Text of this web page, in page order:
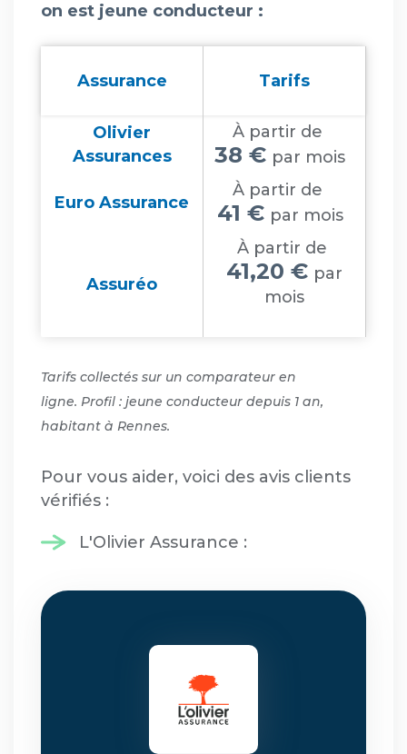
on est jeune conducteur :
Assurance Tarifs
Olivier
Assurances
À partir de
38 € par mois
Euro Assurance
À partir de
41 € par mois
Assuréo
À partir de
41,20 € par
mois
Tarifs collectés sur un comparateur en
ligne. Profil : jeune conducteur depuis 1 an,
habitant à Rennes.
Pour vous aider, voici des avis clients
vérifiés :
L'Olivier Assurance :